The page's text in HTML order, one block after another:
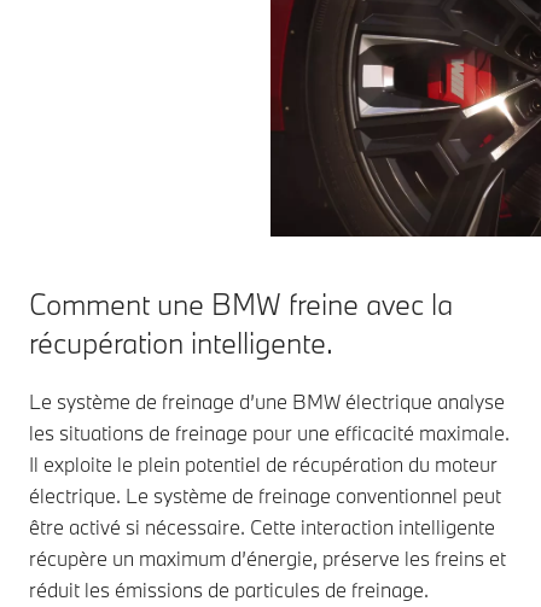
Comment une BMW freine avec la
récupération intelligente.
Le système de freinage d’une BMW électrique analyse
les situations de freinage pour une efficacité maximale.
Il exploite le plein potentiel de récupération du moteur
électrique. Le système de freinage conventionnel peut
être activé si nécessaire. Cette interaction intelligente
récupère un maximum d’énergie, préserve les freins et
réduit les émissions de particules de freinage.